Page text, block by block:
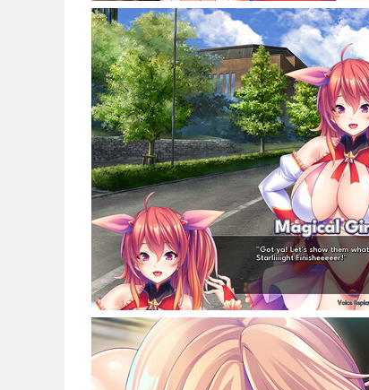
Noticias
Español